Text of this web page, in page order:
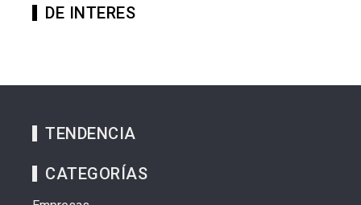
DE INTERES
TENDENCIA
CATEGORÍAS